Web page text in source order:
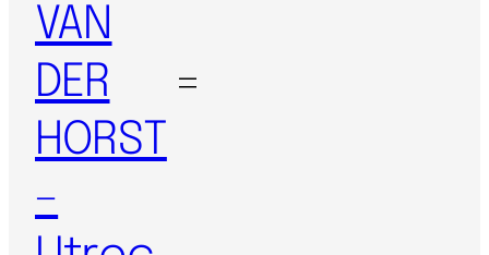
VAN
DER
HORST
–